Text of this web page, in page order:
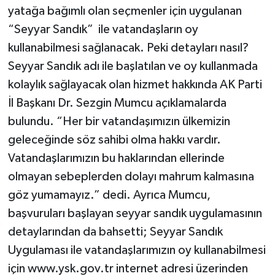
yatağa bağımlı olan seçmenler için uygulanan
“Seyyar Sandık” ile vatandaşların oy
kullanabilmesi sağlanacak. Peki detayları nasıl?
Seyyar Sandık adı ile başlatılan ve oy kullanmada
kolaylık sağlayacak olan hizmet hakkında AK Parti
İl Başkanı Dr. Sezgin Mumcu açıklamalarda
bulundu. “Her bir vatandaşımızın ülkemizin
geleceğinde söz sahibi olma hakkı vardır.
Vatandaşlarımızın bu haklarından ellerinde
olmayan sebeplerden dolayı mahrum kalmasına
göz yumamayız.” dedi. Ayrıca Mumcu,
başvuruları başlayan seyyar sandık uygulamasının
detaylarından da bahsetti; Seyyar Sandık
Uygulaması ile vatandaşlarımızın oy kullanabilmesi
için www.ysk.gov.tr internet adresi üzerinden